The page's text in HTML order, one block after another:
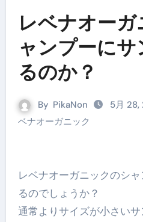
レベナオー
ャンプーに
るのか？
By PikaNon 5月 28,
ベナオーガニック
レベナオーガニックのシャンプーにサンプルはあ
るのでしょうか？
通常よりサイズが小さい